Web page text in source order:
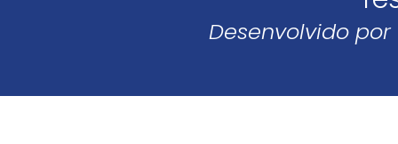
Desenvolvido por